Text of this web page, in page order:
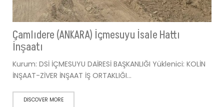
Çamlıdere (ANKARA) İçmesuyu İsale Hattı
İnşaatı
Kurum: DSİ İÇMESUYU DAİRESİ BAŞKANLIĞI Yüklenici: KOLİN
İNŞAAT-ZİVER İNŞAAT İŞ ORTAKLIĞI…
DISCOVER MORE